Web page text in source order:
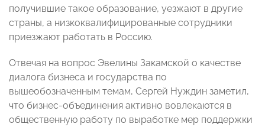
получившие такое образование, уезжают в другие
страны, а низкоквалифицированные сотрудники
приезжают работать в Россию.
Отвечая на вопрос Эвелины Закамской о качестве
диалога бизнеса и государства по
вышеобозначенным темам, Сергей Нуждин заметил,
что бизнес-объединения активно вовлекаются в
общественную работу по выработке мер поддержки